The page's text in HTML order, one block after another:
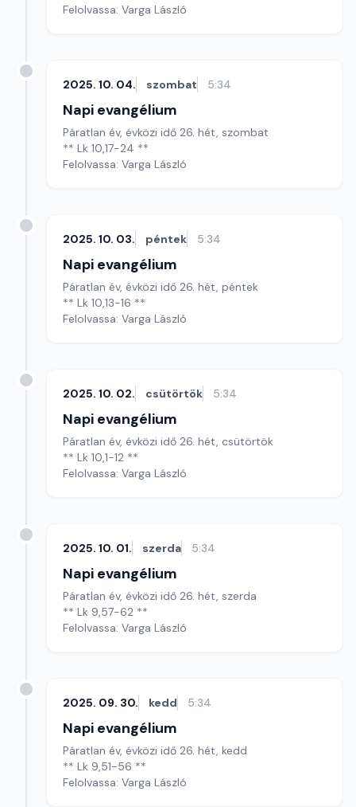
Felolvassa: Varga László
2025. 10. 04. szombat 5:34
Napi evangélium
Páratlan év, évközi idő 26. hét, szombat
** Lk 10,17-24 **
Felolvassa: Varga László
2025. 10. 03. péntek 5:34
Napi evangélium
Páratlan év, évközi idő 26. hét, péntek
** Lk 10,13-16 **
Felolvassa: Varga László
2025. 10. 02. csütörtök 5:34
Napi evangélium
Páratlan év, évközi idő 26. hét, csütörtök
** Lk 10,1-12 **
Felolvassa: Varga László
2025. 10. 01. szerda 5:34
Napi evangélium
Páratlan év, évközi idő 26. hét, szerda
** Lk 9,57-62 **
Felolvassa: Varga László
2025. 09. 30. kedd 5:34
Napi evangélium
Páratlan év, évközi idő 26. hét, kedd
** Lk 9,51-56 **
Felolvassa: Varga László